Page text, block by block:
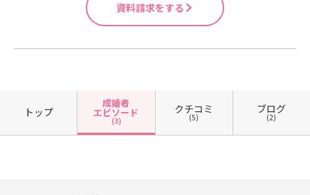
資料請求をする
トップ
成婚者
エピソード
(3)
クチコミ
(5)
ブログ
(2)